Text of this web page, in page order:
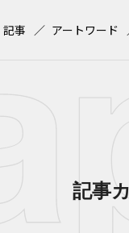
記事 アートワード
記事